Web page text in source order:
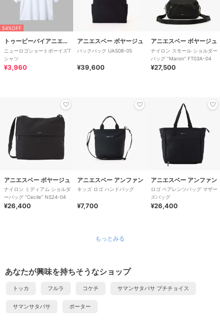
54%OFF
トゥービーバイアニエスベー
ニューロゴショートボーイズT
シャツ
¥3,960
アニエスベー ボヤージュ
バックパック UAS08-05
¥39,600
アニエスベー ボヤージュ
ナイロン スモール ショルダー
バッグ ”Maron” FT03A-04
¥27,500
アニエスベー ボヤージュ
ナイロン ミディアム ショルダ
ーバッグ ”Cecile” NS24-04
¥26,400
アニエスベー アンファン
キッズ ロゴ ハンドバッグ
¥7,700
アニエスベー アンファン
ロゴ ペアレンツバッグ マザー
ズバッグ
¥26,400
もっとみる
あなたが興味を持ちそうなショップ
トッカ フルラ コケチ サマンサタバサ プチチョイス
サマンサタバサ ポーター